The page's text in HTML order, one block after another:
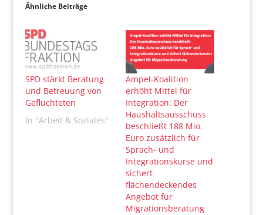
Ähnliche Beiträge
SPD stärkt Beratung
und Betreuung von
Geflüchteten
In "Arbeit & Soziales"
Ampel-Koalition
erhöht Mittel für
Integration: Der
Haushaltsausschuss
beschließt 188 Mio.
Euro zusätzlich für
Sprach- und
Integrationskurse und
sichert
flächendeckendes
Angebot für
Migrationsberatung